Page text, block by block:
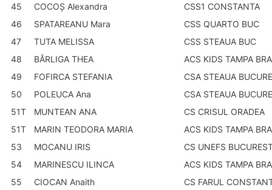
45
COCOŞ Alexandra
CSS1 CONSTANTA
46
SPATAREANU Mara
CSS QUARTO BUC
47
TUTA MELISSA
CSS STEAUA BUC
48
BÂRLIGA THEA
ACS KIDS TAMPA
49
FOFIRCA STEFANIA
CSA STEAUA
50
POLEUCA Ana
CSA STEAUA
51T
MUNTEAN ANA
CS CRISUL ORADEA
51T
MARIN TEODORA MARIA
ACS KIDS TAMPA
53
MOCANU IRIS
CS UNEFS
54
MARINESCU ILINCA
ACS KIDS TAMPA
55
CIOCAN Anaith
CS FARUL